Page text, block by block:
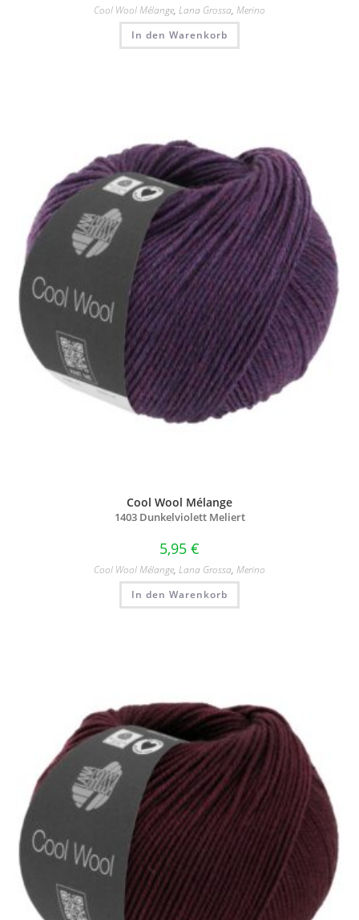
Cool Wool Mélange, Lana Grossa, Merino
In den Warenkorb
Cool Wool Mélange
1403 Dunkelviolett Meliert
5,95 €
Cool Wool Mélange, Lana Grossa, Merino
In den Warenkorb